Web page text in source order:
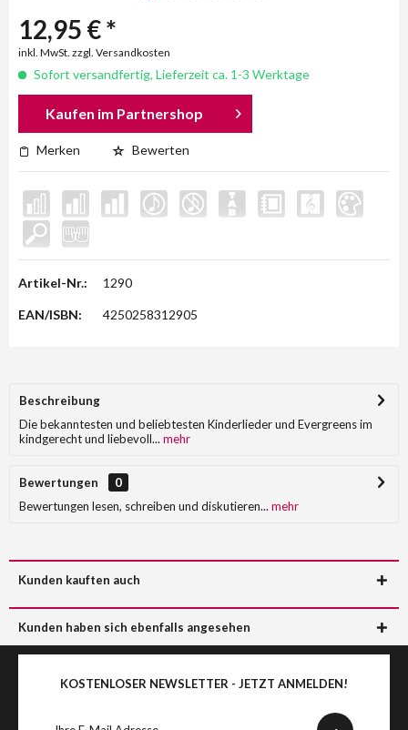
12,95 € *
inkl. MwSt. zzgl. Versandkosten
Sofort versandfertig, Lieferzeit ca. 1-3 Werktage
Kaufen im Partnershop
Merken Bewerten
Artikel-Nr.: 1290
EAN/ISBN: 4250258312905
Beschreibung
Die bekanntesten und beliebtesten Kinderlieder und Evergreens im
kindgerecht und liebevoll... mehr
Bewertungen
0
Bewertungen lesen, schreiben und diskutieren... mehr
Kunden kauften auch
Kunden haben sich ebenfalls angesehen
KOSTENLOSER NEWSLETTER - JETZT ANMELDEN!